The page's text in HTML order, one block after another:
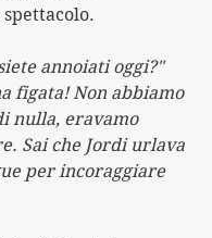
spettacolo.
annoiati oggi?"
figata! Non abbiamo
nulla, eravamo
Sai che Jordi urlava
per incoraggiare